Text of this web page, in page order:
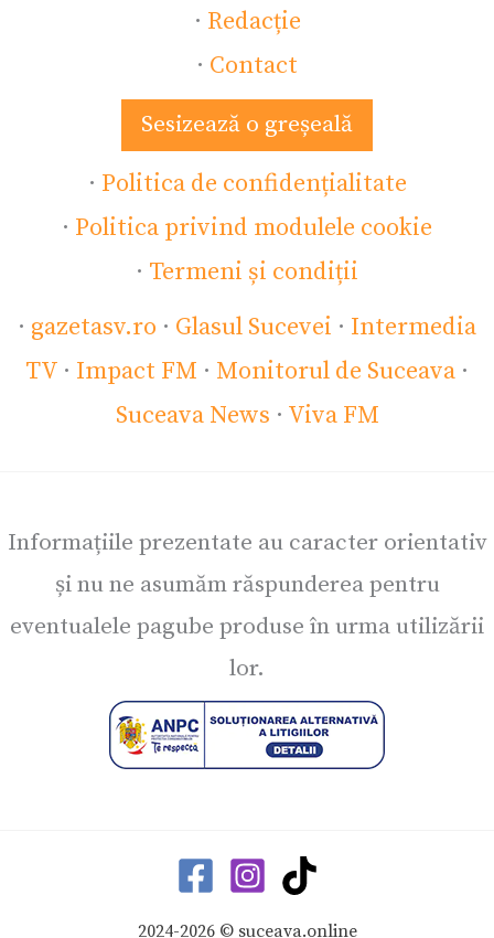
· Redacție
· Contact
Sesizează o greșeală
· Politica de confidențialitate
· Politica privind modulele cookie
· Termeni și condiții
· gazetasv.ro · Glasul Sucevei · Intermedia
TV · Impact FM · Monitorul de Suceava ·
Suceava News · Viva FM
Informațiile prezentate au caracter orientativ
și nu ne asumăm răspunderea pentru
eventualele pagube produse în urma utilizării
lor.
2024-2026 © suceava.online